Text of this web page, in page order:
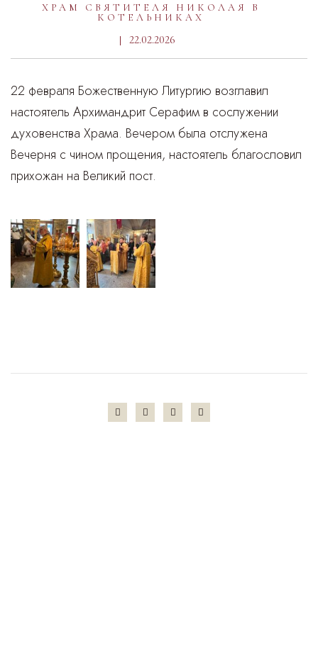
ХРАМ СВЯТИТЕЛЯ НИКОЛАЯ В
КОТЕЛЬНИКАХ
22.02.2026
22 февраля Божественную Литургию возглавил
настоятель Архимандрит Серафим в сослужении
духовенства Храма. Вечером была отслужена
Вечерня с чином прощения, настоятель благословил
прихожан на Великий пост.